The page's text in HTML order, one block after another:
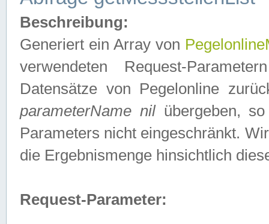
Beschreibung:
Generiert ein Array von
verwendeten Request-
Datensätze von Pegelonline
parameterName nilübergeben, so
Parameters nicht eingeschränkt.
die Ergebnismenge hinsichtlich
Request-Parameter: